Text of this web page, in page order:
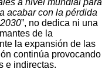
a nivel mundial para
acabar con la perdida
”, no dedica ni una
de la
la expansión de las
continúa provocando
e indirectas.